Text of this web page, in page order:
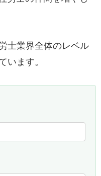
士業界全体のレベル
います。